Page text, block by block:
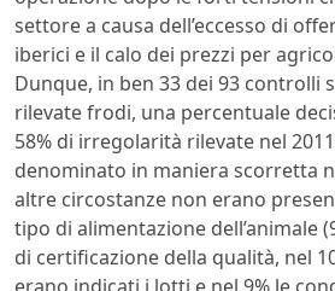
settore a causa dell’eccesso di
iberici e il calo dei prezzi per
Dunque, in ben 33 dei 93 controlli
rilevate frodi, una percentuale
58% di irregolarità rilevate nel
denominato in maniera scorretta
altre circostanze non erano
tipo di alimentazione dell’animale
di certificazione della qualità, nel